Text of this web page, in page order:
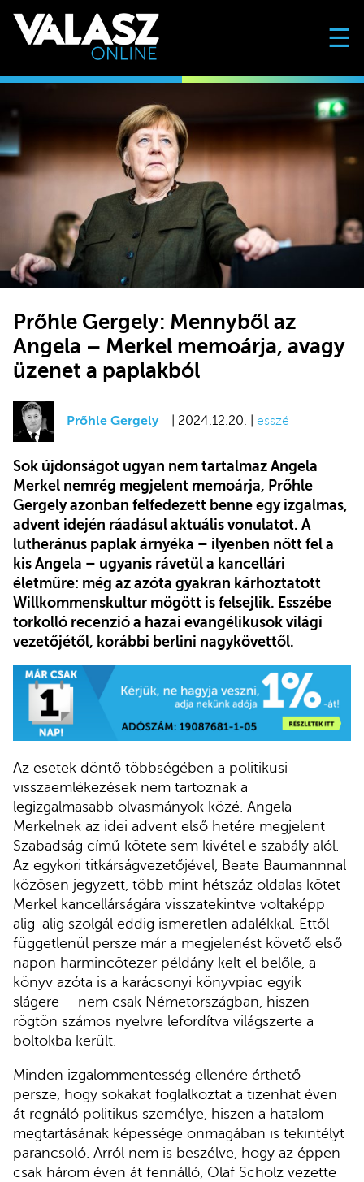
☰
Prőhle Gergely: Mennyből az
Angela – Merkel memoárja, avagy
üzenet a paplakból
Prőhle Gergely | 2024.12.20. | esszé
Sok újdonságot ugyan nem tartalmaz Angela
Merkel nemrég megjelent memoárja, Prőhle
Gergely azonban felfedezett benne egy izgalmas,
advent idején ráadásul aktuális vonulatot. A
lutheránus paplak árnyéka – ilyenben nőtt fel a
kis Angela – ugyanis rávetül a kancellári
életműre: még az azóta gyakran kárhoztatott
Willkommenskultur mögött is felsejlik. Esszébe
torkolló recenzió a hazai evangélikusok világi
vezetőjétől, korábbi berlini nagykövettől.
Az esetek döntő többségében a politikusi
visszaemlékezések nem tartoznak a
legizgalmasabb olvasmányok közé. Angela
Merkelnek az idei advent első hetére megjelent
Szabadság című kötete sem kivétel e szabály alól.
Az egykori titkárságvezetőjével, Beate Baumannnal
közösen jegyzett, több mint hétszáz oldalas kötet
Merkel kancellárságára visszatekintve voltaképp
alig-alig szolgál eddig ismeretlen adalékkal. Ettől
függetlenül persze már a megjelenést követő első
napon harmincötezer példány kelt el belőle, a
könyv azóta is a karácsonyi könyvpiac egyik
slágere – nem csak Németországban, hiszen
rögtön számos nyelvre lefordítva világszerte a
boltokba került.
Minden izgalommentesség ellenére érthető
persze, hogy sokakat foglalkoztat a tizenhat éven
át regnáló politikus személye, hiszen a hatalom
megtartásának képessége önmagában is tekintélyt
parancsoló. Arról nem is beszélve, hogy az éppen
csak három éven át fennálló, Olaf Scholz vezette